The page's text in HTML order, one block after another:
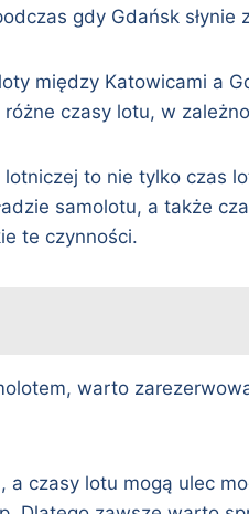
gdy Gdańsk
między Katowicami a
czasy lotu, w
to nie tylko czas
samolotu, a także
te czynności.
warto
czasy lotu mogą ulec